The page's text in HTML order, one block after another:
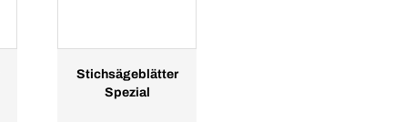
Stichsägeblätter
Spezial